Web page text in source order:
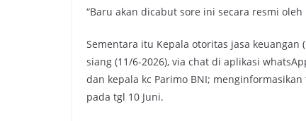
“Baru akan dicabut sore ini secara resmi
Sementara itu Kepala otoritas jasa keuangan
siang (11/6-2026), via chat di aplikasi
dan kepala kc Parimo BNI;
pada tgl 10 Juni.